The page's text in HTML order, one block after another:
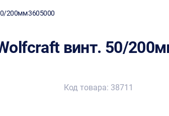
200мм 3605000
винт. 50/
Код товара: 38711